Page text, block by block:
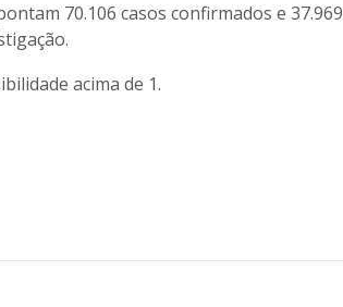
70.106 casos confirmados e 37.969
acima de 1.